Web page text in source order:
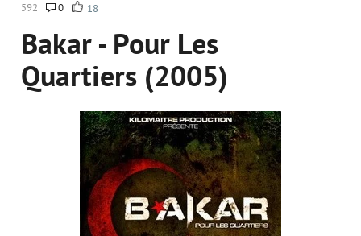
592
0 18
Bakar - Pour Les
Quartiers (2005)